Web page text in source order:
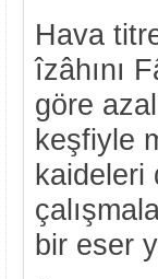
Hava
îzâhını
göre
keşfiyle
kaideleri
bir eser